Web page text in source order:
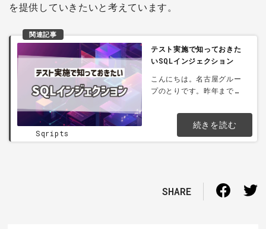
を提供していきたいと考えています。
関連記事
テスト実施で知っておきた
いSQLインジェクション
こんにちは。名古屋グルー
プのとりです。昨年までは
多く、静かな環境で集中で
きるかと思いきや、安物の
椅子で座り心地が悪かった
が仕事に集中できるなと思
う今日...
続きを読む
Sqripts
SHARE